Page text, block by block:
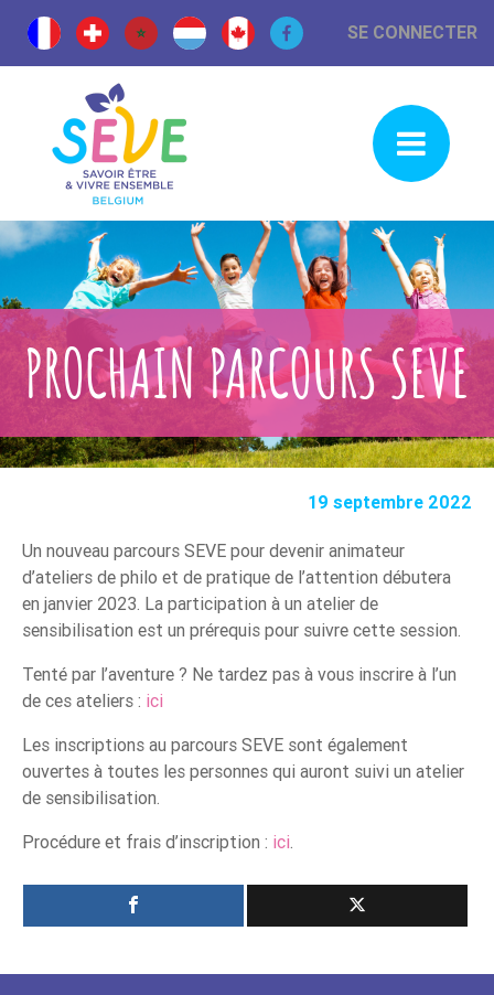
SE CONNECTER
PROCHAIN PARCOURS SEVE
19 septembre 2022
Un nouveau parcours SEVE pour devenir animateur
d’ateliers de philo et de pratique de l’attention débutera
en janvier 2023. La participation à un atelier de
sensibilisation est un prérequis pour suivre cette session.
Tenté par l’aventure ? Ne tardez pas à vous inscrire à l’un
de ces ateliers : ici
Les inscriptions au parcours SEVE sont également
ouvertes à toutes les personnes qui auront suivi un atelier
de sensibilisation.
Procédure et frais d’inscription : ici.